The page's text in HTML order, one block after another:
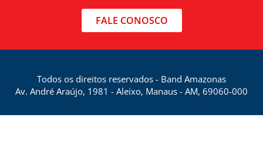
FALE CONOSCO
Todos os direitos reservados - Band Amazonas
Av. André Araújo, 1981 - Aleixo, Manaus - AM, 69060-000